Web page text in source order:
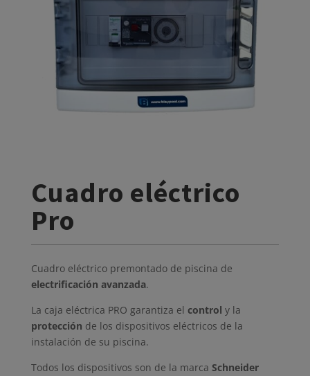
Cuadro eléctrico
Pro
Cuadro eléctrico premontado de piscina de
electrificación avanzada.
La caja eléctrica PRO garantiza el control y la
protección de los dispositivos eléctricos de la
instalación de su piscina.
Todos los dispositivos son de la marca Schneider